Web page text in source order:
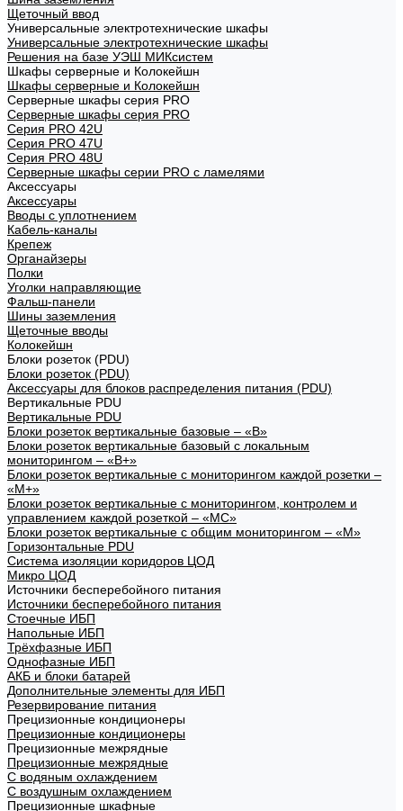
Щеточный ввод
Универсальные электротехнические шкафы
Универсальные электротехнические шкафы
Решения на базе УЭШ МИКсистем
Шкафы серверные и Колокейшн
Шкафы серверные и Колокейшн
Серверные шкафы серия PRO
Серверные шкафы серия PRO
Серия PRO 42U
Серия PRO 47U
Серия PRO 48U
Серверные шкафы серии PRO с ламелями
Аксессуары
Аксессуары
Вводы с уплотнением
Кабель-каналы
Крепеж
Органайзеры
Полки
Уголки направляющие
Фальш-панели
Шины заземления
Щеточные вводы
Колокейшн
Блоки розеток (PDU)
Блоки розеток (PDU)
Аксессуары для блоков распределения питания (PDU)
Вертикальные PDU
Вертикальные PDU
Блоки розеток вертикальные базовые – «В»
Блоки розеток вертикальные базовый с локальным
мониторингом – «В+»
Блоки розеток вертикальные с мониторингом каждой розетки –
«М+»
Блоки розеток вертикальные с мониторингом, контролем и
управлением каждой розеткой – «МС»
Блоки розеток вертикальные с общим мониторингом – «М»
Горизонтальные PDU
Система изоляции коридоров ЦОД
Микро ЦОД
Источники бесперебойного питания
Источники бесперебойного питания
Стоечные ИБП
Напольные ИБП
Трёхфазные ИБП
Однофазные ИБП
АКБ и блоки батарей
Дополнительные элементы для ИБП
Резервирование питания
Прецизионные кондиционеры
Прецизионные кондиционеры
Прецизионные межрядные
Прецизионные межрядные
С водяным охлаждением
С воздушным охлаждением
Прецизионные шкафные